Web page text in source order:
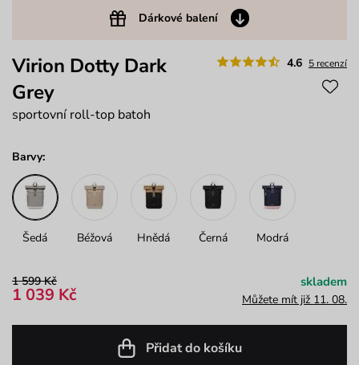
Dárkové balení
4.6 5 recenzí
Virion Dotty Dark
Grey
sportovní roll-top batoh
Barvy:
Šedá Béžová Hnědá Černá Modrá
1 599 Kč
1 039 Kč
skladem
Můžete mít již 11. 08.
Přidat do košíku